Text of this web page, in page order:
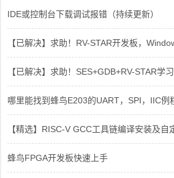
IDE或控制台下载调试报错（持续更新）
【已解决】求助！RV-STAR开发板，
【已解决】求助！SES+GDB+RV-STAR学
哪里能找到蜂鸟E203的UART，SPI，IIC例
【精选】RISC-V GCC工具链编译安装及自
蜂鸟FPGA开发板快速上手